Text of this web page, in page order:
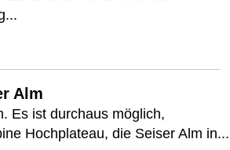
Alm
Es ist durchaus möglich,
Hochplateau, die Seiser Alm in...